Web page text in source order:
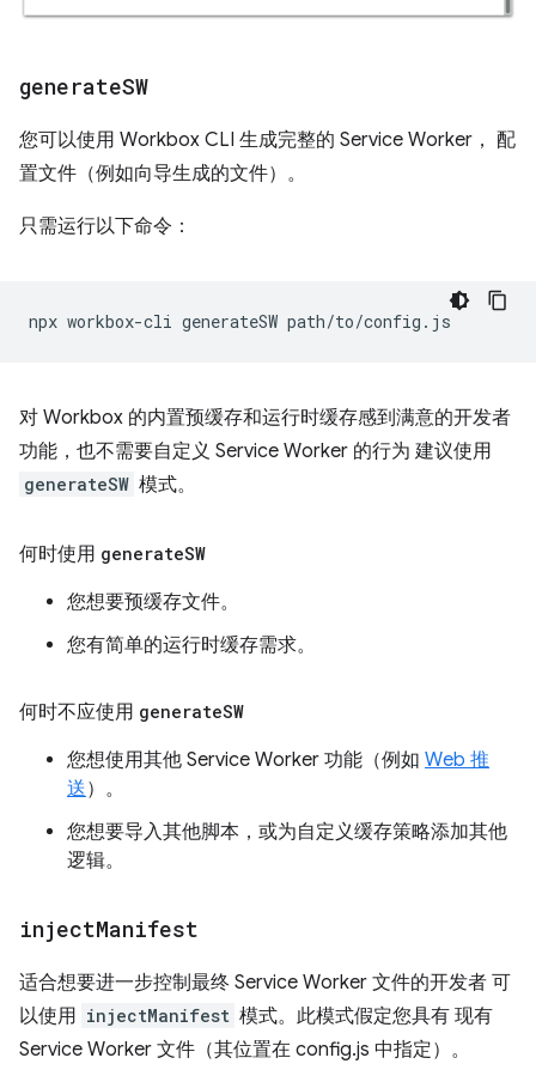
generateSW
您可以使用 Workbox CLI 生成完整的 Service Worker， 配
置文件（例如向导生成的文件）。
只需运行以下命令：
npx workbox-cli generateSW
对 Workbox 的内置预缓存和运行时缓存感到满意的开发者
功能，也不需要自定义 Service Worker 的行为 建议使用
generateSW 模式。
何时使用 generateSW
您想要预缓存文件。
您有简单的运行时缓存需求。
何时不应使用 generateSW
您想使用其他 Service Worker 功能（例如 Web 推
送）。
您想要导入其他脚本，或为自定义缓存策略添加其他
逻辑。
injectManifest
适合想要进一步控制最终 Service Worker 文件的开发者 可
以使用 injectManifest 模式。此模式假定您具有 现有
Service Worker 文件（其位置在 config.js 中指定）。